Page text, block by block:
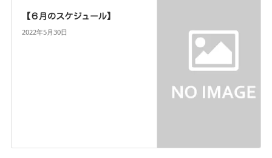
【６月のスケジュール】
2022年5月30日